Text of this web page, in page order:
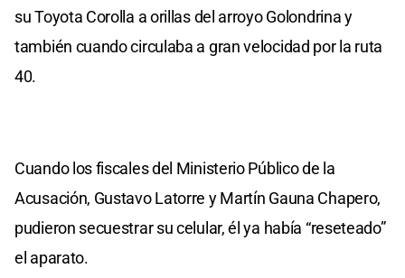
su Toyota Corolla a orillas del arroyo Golondrina y
también cuando circulaba a gran velocidad por la ruta
40.
Cuando los fiscales del Ministerio Público de la
Acusación, Gustavo Latorre y Martín Gauna Chapero,
pudieron secuestrar su celular, él ya había “reseteado”
el aparato.